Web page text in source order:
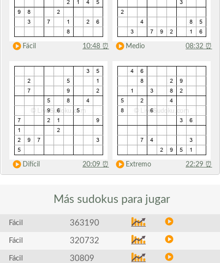
Fácil 10:48 ⏰ Medio 08:32 ⏰
Difícil 20:09 ⏰ Extremo 22:29 ⏰
Más sudokus para jugar
Fácil 363190
Fácil 320732
Fácil 30809